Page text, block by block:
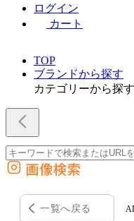
ログイン
カート
TOP
ブランドから探す
カテゴリーから探す
外部サイトの商品をカートに追加
他のサイトで見つけた商品ページのURL
画像検索
一覧へ戻る